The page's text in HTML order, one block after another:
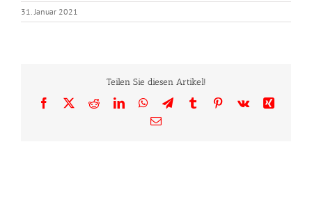
31. Januar 2021
Teilen Sie diesen Artikel!
Facebook
X RedditLinkedInWhatsApp
TelegramTumblrPinterest
Vk
Xing
E-